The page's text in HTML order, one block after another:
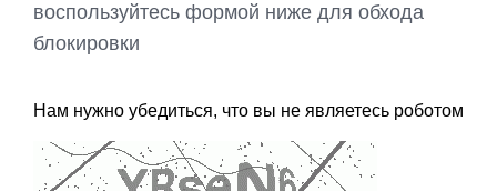
воспользуйтесь формой ниже для обхода
блокировки
Нам нужно убедиться, что вы не являетесь роботом